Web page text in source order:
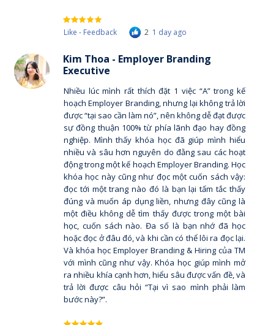
Like - Feedback 2 1 day ago
Nhiều lúc mình rất thích đặt 1 việc “A” trong kế
hoạch Employer Branding, nhưng lại không trả lời
được “tại sao cần làm nó”, nên không dễ đạt được
sự đồng thuận 100% từ phía lãnh đạo hay đồng
nghiệp. Mình thấy khóa học đã giúp mình hiểu
nhiều và sâu hơn nguyên do đằng sau các hoạt
động trong một kế hoạch Employer Branding. Học
khóa học này cũng như đọc một cuốn sách vậy:
đọc tới một trang nào đó là bạn lại tấm tắc thấy
đúng và muốn áp dụng liền, nhưng đây cũng là
một điều không dễ tìm thấy được trong một bài
học, cuốn sách nào. Đa số là bạn nhớ đã học
hoặc đọc ở đâu đó, và khi cần có thể lôi ra đọc lại.
Và khóa học Employer Branding & Hiring của TM
với mình cũng như vậy. Khóa học giúp mình mở
ra nhiều khía cạnh hơn, hiểu sâu được vấn đề, và
trả lời được câu hỏi “Tại vì sao mình phải làm
bước này?”.
Kim Thoa - Employer Branding
Executive